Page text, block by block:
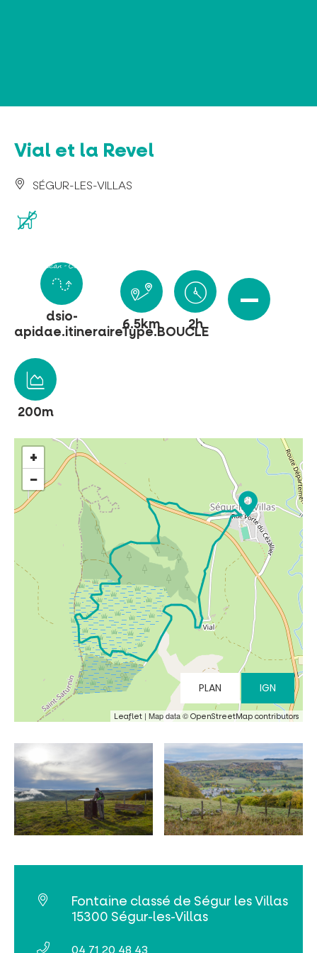
Venta de entradas en línea
Buscar
VISITAS Y SABER HACER
AGENDA
Vial et la Revel
SÉGUR-LES-VILLAS
dsio-
apidae.itineraireType.BOUCLE
6.5km 2h
200m
+
−
PLAN IGN
Leaflet | Map data © OpenStreetMap contributors
Fontaine classé de Ségur les Villas
15300 Ségur-les-Villas
04 71 20 48 43